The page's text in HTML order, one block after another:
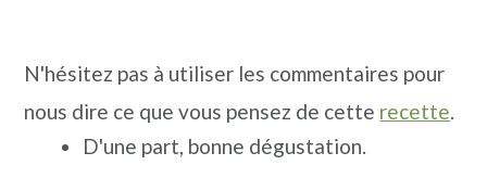
N'hésitez pas à utiliser les commentaires pour
nous dire ce que vous pensez de cette recette.
D'une part, bonne dégustation.